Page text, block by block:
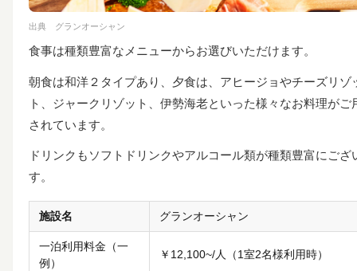
出典 グランオーシャン
食事は種類豊富なメニューからお選びいただけます。
朝食は和洋２タイプあり、夕食は、 アヒージョやチーズリゾ
ト、ジャークリゾット、伊勢海老といった様々なお料理がご
されています。
ドリンクもソフトドリンクやアルコール類が種類豊富にござ
す。
施設名 グランオーシャン
一泊利用料金（一
例）
￥12,100~/人（1室2名様利用時）